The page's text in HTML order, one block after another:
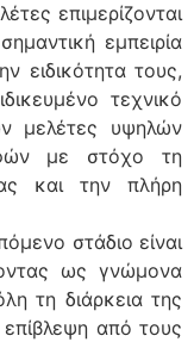
επιμερίζονται
εμπειρία
ειδικότητα τους,
τεχνικό
μελέτες υψηλών
με στόχο τη
και την πλήρη
στάδιο είναι
ως γνώμονα
τη διάρκεια της
από τους